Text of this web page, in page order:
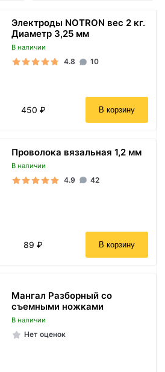
Электроды NOTRON вес 2 кг.
Диаметр 3,25 мм
В наличии
4.8 10
450 ₽ В корзину
Проволока вязальная 1,2 мм
В наличии
4.9 42
89 ₽ В корзину
Мангал Разборный со
съемными ножками
В наличии
Нет оценок